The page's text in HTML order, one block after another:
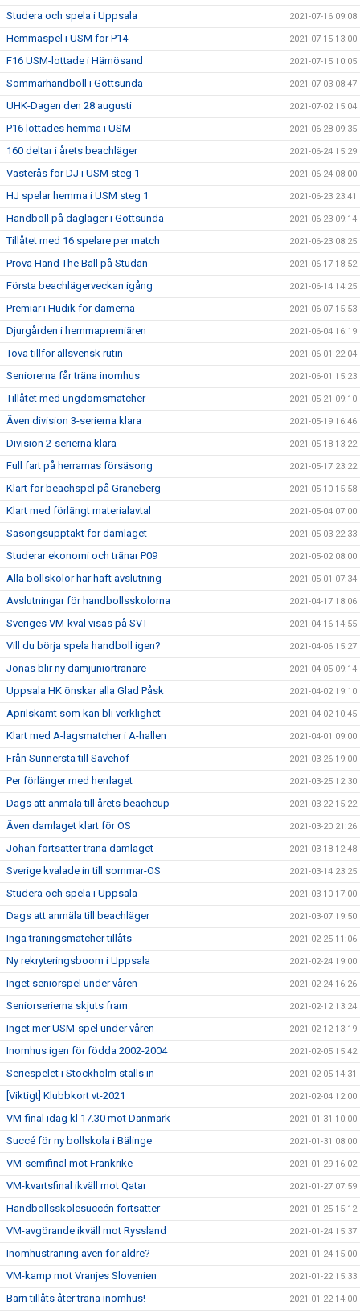
Studera och spela i Uppsala 2021-07-16 09:08
Hemmaspel i USM för P14 2021-07-15 13:00
F16 USM-lottade i Härnösand 2021-07-15 10:05
Sommarhandboll i Gottsunda 2021-07-03 08:47
UHK-Dagen den 28 augusti 2021-07-02 15:04
P16 lottades hemma i USM 2021-06-28 09:35
160 deltar i årets beachläger 2021-06-24 15:29
Västerås för DJ i USM steg 1 2021-06-24 08:00
HJ spelar hemma i USM steg 1 2021-06-23 23:41
Handboll på dagläger i Gottsunda 2021-06-23 09:14
Tillåtet med 16 spelare per match 2021-06-23 08:25
Prova Hand The Ball på Studan 2021-06-17 18:52
Första beachlägerveckan igång 2021-06-14 14:25
Premiär i Hudik för damerna 2021-06-07 15:53
Djurgården i hemmapremiären 2021-06-04 16:19
Tova tillför allsvensk rutin 2021-06-01 22:04
Seniorerna får träna inomhus 2021-06-01 15:23
Tillåtet med ungdomsmatcher 2021-05-21 09:10
Även division 3-serierna klara 2021-05-19 16:46
Division 2-serierna klara 2021-05-18 13:22
Full fart på herrarnas försäsong 2021-05-17 23:22
Klart för beachspel på Graneberg 2021-05-10 15:58
Klart med förlängt materialavtal 2021-05-04 07:00
Säsongsupptakt för damlaget 2021-05-03 22:33
Studerar ekonomi och tränar P09 2021-05-02 08:00
Alla bollskolor har haft avslutning 2021-05-01 07:34
Avslutningar för handbollsskolorna 2021-04-17 18:06
Sveriges VM-kval visas på SVT 2021-04-16 14:55
Vill du börja spela handboll igen? 2021-04-06 15:27
Jonas blir ny damjuniortränare 2021-04-05 09:14
Uppsala HK önskar alla Glad Påsk 2021-04-02 19:10
Aprilskämt som kan bli verklighet 2021-04-02 10:45
Klart med A-lagsmatcher i A-hallen 2021-04-01 09:00
Från Sunnersta till Sävehof 2021-03-26 19:00
Per förlänger med herrlaget 2021-03-25 12:30
Dags att anmäla till årets beachcup 2021-03-22 15:22
Även damlaget klart för OS 2021-03-20 21:26
Johan fortsätter träna damlaget 2021-03-18 12:48
Sverige kvalade in till sommar-OS 2021-03-14 23:25
Studera och spela i Uppsala 2021-03-10 17:00
Dags att anmäla till beachläger 2021-03-07 19:50
Inga träningsmatcher tillåts 2021-02-25 11:06
Ny rekryteringsboom i Uppsala 2021-02-24 19:00
Inget seniorspel under våren 2021-02-24 16:26
Seniorserierna skjuts fram 2021-02-12 13:24
Inget mer USM-spel under våren 2021-02-12 13:19
Inomhus igen för födda 2002-2004 2021-02-05 15:42
Seriespelet i Stockholm ställs in 2021-02-05 14:31
[Viktigt] Klubbkort vt-2021 2021-02-04 12:00
VM-final idag kl 17.30 mot Danmark 2021-01-31 10:00
Succé för ny bollskola i Bälinge 2021-01-31 08:00
VM-semifinal mot Frankrike 2021-01-29 16:02
VM-kvartsfinal ikväll mot Qatar 2021-01-27 07:59
Handbollsskolesuccén fortsätter 2021-01-25 15:12
VM-avgörande ikväll mot Ryssland 2021-01-24 15:37
Inomhusträning även för äldre? 2021-01-24 15:00
VM-kamp mot Vranjes Slovenien 2021-01-22 15:33
Barn tillåts åter träna inomhus! 2021-01-22 14:00